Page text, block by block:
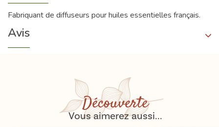
Fabriquant de diffuseurs pour huiles essentielles français.
Avis
Découverte
Vous aimerez aussi...